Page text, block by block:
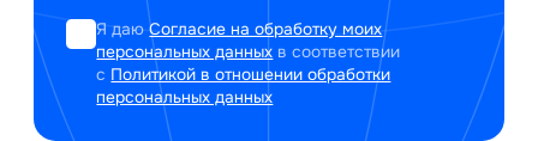
Я даюСогласие на обработку моих
персональных данных в соответствии
с Политикой в отношении обработки
персональных данных